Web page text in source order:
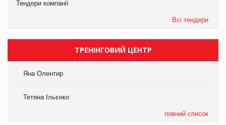
Тендери компанії
Всі тендери
ТРЕНІНГОВИЙ ЦЕНТР
Яна Олентир
Тетяна Ільєнко
повний список